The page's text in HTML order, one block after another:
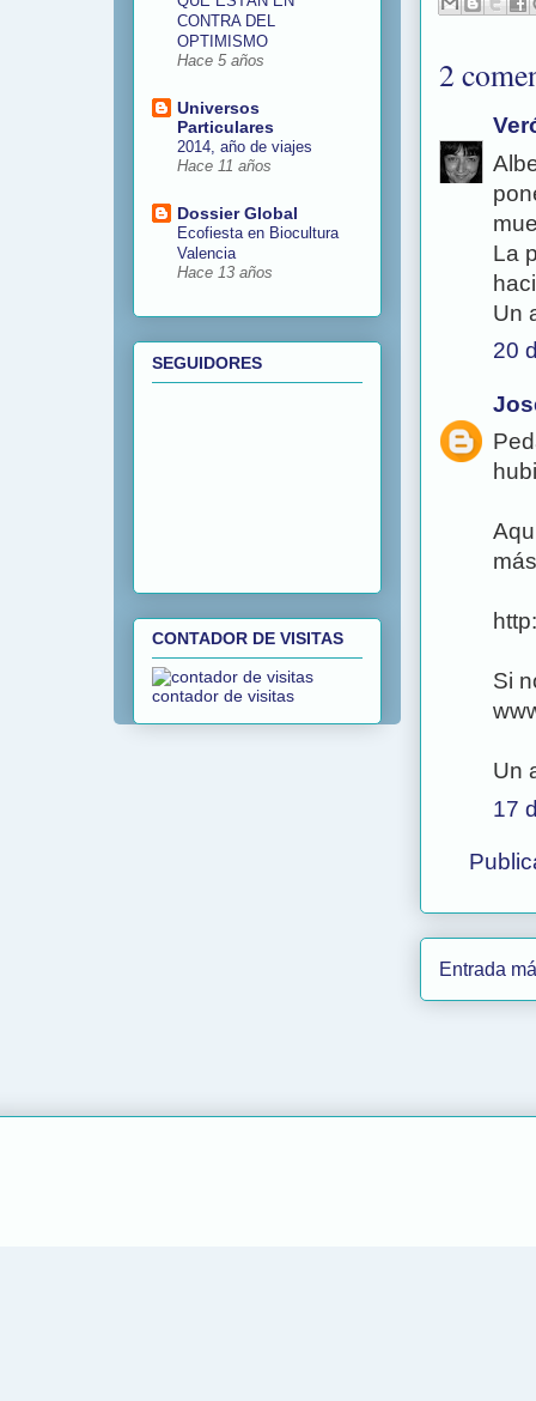
2
La
Un
20
Si
Un
17
Entrada
CONTRA DEL
OPTIMISMO
Hace 5 años
Universos
Particulares
2014, año de viajes
Hace 11 años
Dossier Global
Ecofiesta en Biocultura
Valencia
Hace 13 años
SEGUIDORES
CONTADOR DE VISITAS
contador de visitas